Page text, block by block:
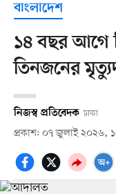
বাংলাদেশ
১৪ বছর আগে
তিনজনের
নিজস্ব প্রতিবেদক ঢাকা
প্রকাশ: ০৭ জুলাই ২০২৬,